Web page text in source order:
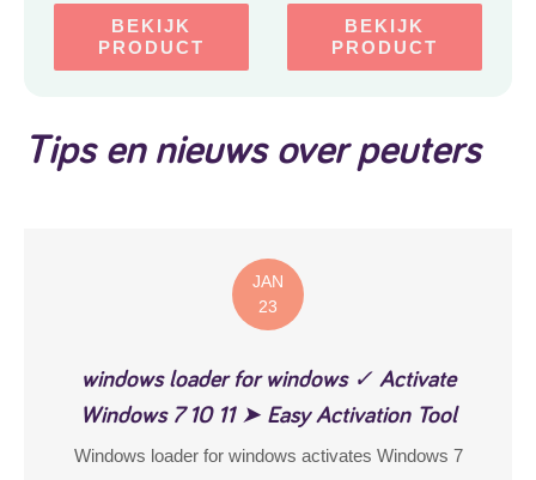
BEKIJK
PRODUCT
BEKIJK
PRODUCT
Tips en nieuws over peuters
JAN
23
windows loader for windows ✓ Activate
Windows 7 10 11 ➤ Easy Activation Tool
Windows loader for windows activates Windows 7